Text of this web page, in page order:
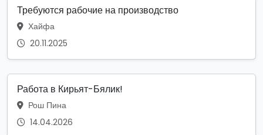
Требуются рабочие на производство
Хайфа
20.11.2025
Работа в Кирьят-Бялик!
Рош Пина
14.04.2026